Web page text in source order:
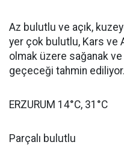
Az bulutlu ve açık,
yer çok bulutlu, Kars ve
olmak üzere sağanak ve
geçeceği tahmin ediliyor.
ERZURUM 14°C, 31°C
Parçalı bulutlu